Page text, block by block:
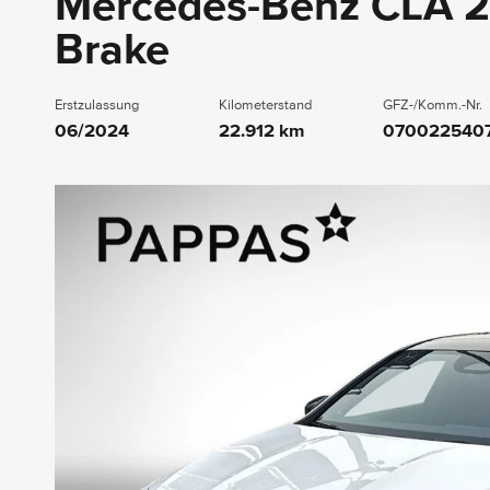
Brake
Erstzulassung
06/2024
Kilometerstand
22.912 km
GFZ-/Komm.-Nr.